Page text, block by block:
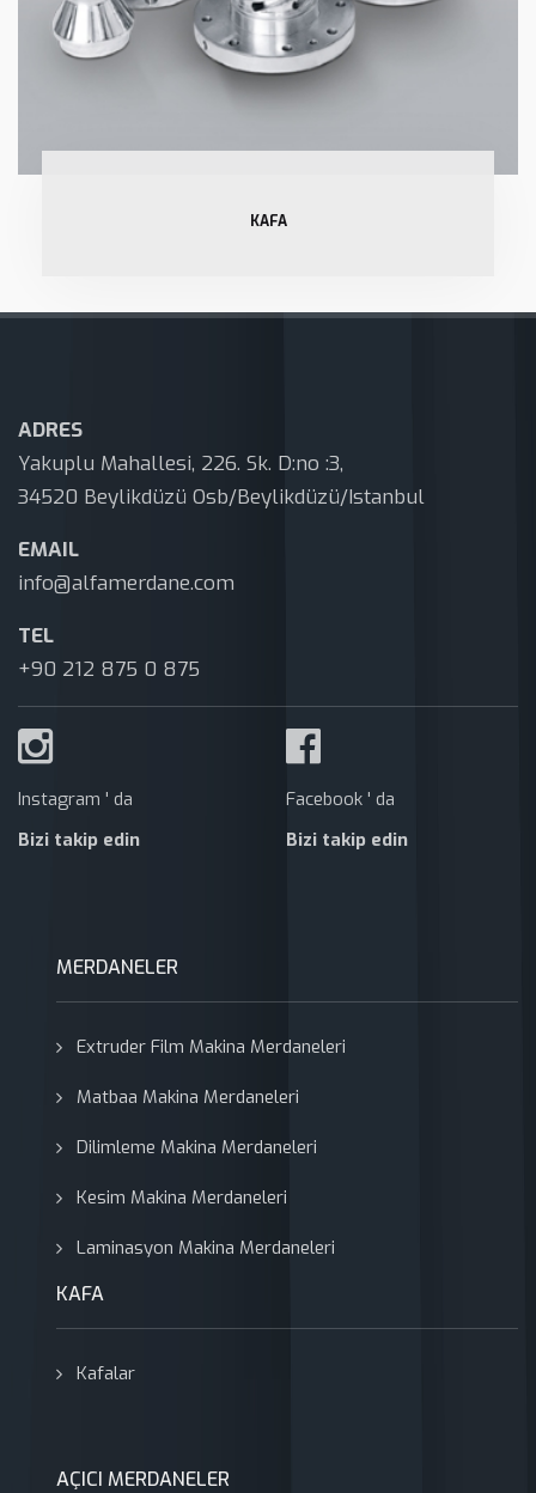
KAFA
ADRES
Yakuplu Mahallesi, 226. Sk. D:no :3,
34520 Beylikdüzü Osb/Beylikdüzü/Istanbul
EMAIL
info@alfamerdane.com
TEL
+90 212 875 0 875
Instagram ' da
Bizi takip edin
Facebook ' da
Bizi takip edin
MERDANELER
Extruder Film Makina Merdaneleri
Matbaa Makina Merdaneleri
Dilimleme Makina Merdaneleri
Kesim Makina Merdaneleri
Laminasyon Makina Merdaneleri
KAFA
Kafalar
AÇICI MERDANELER